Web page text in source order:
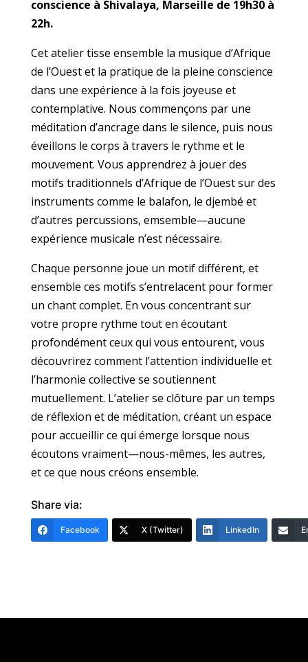
conscience à Shivalaya, Marseille de 19h30 à
22h.
Cet atelier tisse ensemble la musique d’Afrique
de l’Ouest et la pratique de la pleine conscience
dans une expérience à la fois joyeuse et
contemplative. Nous commençons par une
méditation d’ancrage dans le silence, puis nous
éveillons le corps à travers le rythme et le
mouvement. Vous apprendrez à jouer des
motifs traditionnels d’Afrique de l’Ouest sur des
instruments comme le balafon, le djembé et
d’autres percussions, emsemble—aucune
expérience musicale n’est nécessaire.
Chaque personne joue un motif différent, et
ensemble ces motifs s’entrelacent pour former
un chant complet. En vous concentrant sur
votre propre rythme tout en écoutant
profondément ceux qui vous entourent, vous
découvrirez comment l’attention individuelle et
l’harmonie collective se soutiennent
mutuellement. L’atelier se clôture par un temps
de réflexion et de méditation, créant un espace
pour accueillir ce qui émerge lorsque nous
écoutons vraiment—nous-mêmes, les autres,
et ce que nous créons ensemble.
Share via:
Facebook X (Twitter) LinkedIn